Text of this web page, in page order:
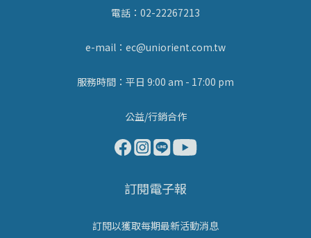
電話：02-22267213
e-mail：ec@uniorient.com.tw
服務時間：平日 9:00 am - 17:00 pm
公益/行銷合作
訂閱電子報
訂閱以獲取每期最新活動消息